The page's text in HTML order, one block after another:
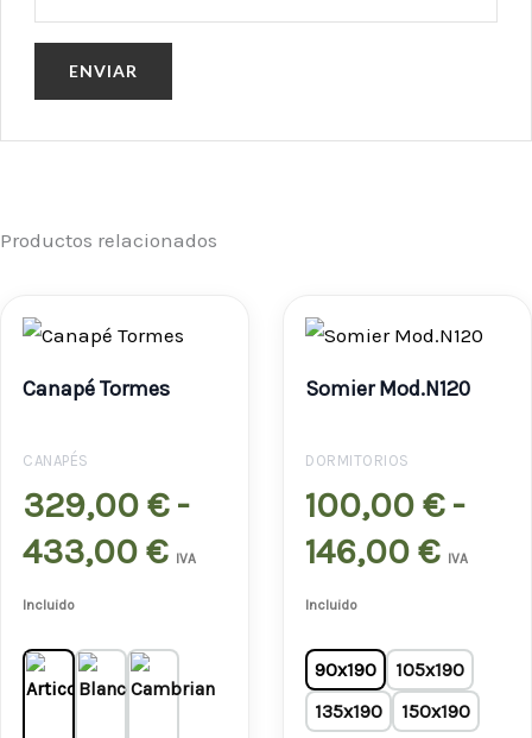
Productos relacionados
Canapé Tormes
CANAPÉS
329,00€ -
433,00€
precios:
329,00 €
hasta
433,00 €
IVA
Incluido
Somier Mod.N120
DORMITORIOS
100,00€ -
146,00€hasta
IVA
Incluido
90x190
105x190
135x190
150x190